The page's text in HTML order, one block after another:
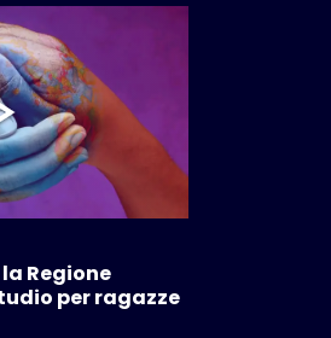
Regione
per ragazze